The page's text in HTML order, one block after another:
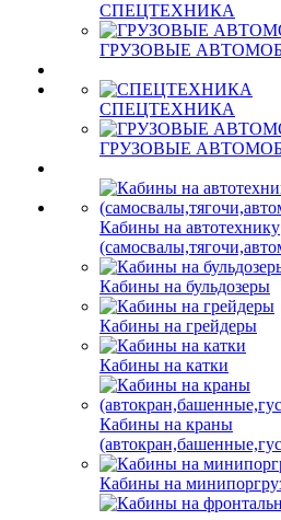
СПЕЦТЕХНИКА
ГРУЗОВЫЕ
СПЕЦТЕХНИКА
ГРУЗОВЫЕ
Кабины на автотехнику
Кабины на бульдозеры
Кабины на грейдеры
Кабины на катки
Кабины на краны
Кабины на